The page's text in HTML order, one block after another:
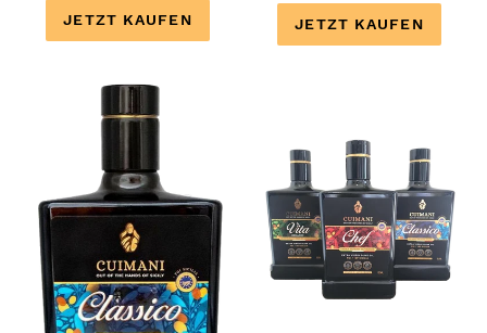
JETZT KAUFEN JETZT KAUFEN
Sonderangebot
25
Rabatt